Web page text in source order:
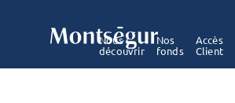
Nous
découvrir
Nos
fonds
Accès
Client